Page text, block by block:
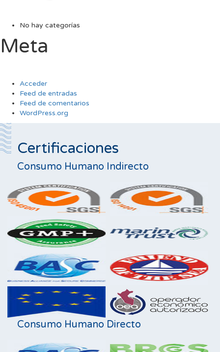
No hay categorías
Meta
Acceder
Feed de entradas
Feed de comentarios
WordPress.org
Certificaciones
Consumo Humano Indirecto
Consumo Humano Directo